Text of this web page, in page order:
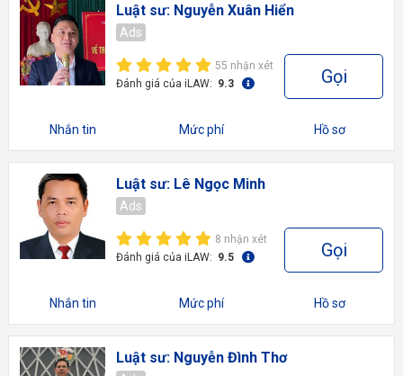
Luật sư: Nguyễn Xuân Hiển
Ads
55 nhận xét
Đánh giá của iLAW: 9.3 Gọi
Nhắn tin Mức phí Hồ sơ
Luật sư: Lê Ngọc Minh
Ads
8 nhận xét
Đánh giá của iLAW: 9.5 Gọi
Nhắn tin Mức phí Hồ sơ
Luật sư: Nguyễn Đình Thơ